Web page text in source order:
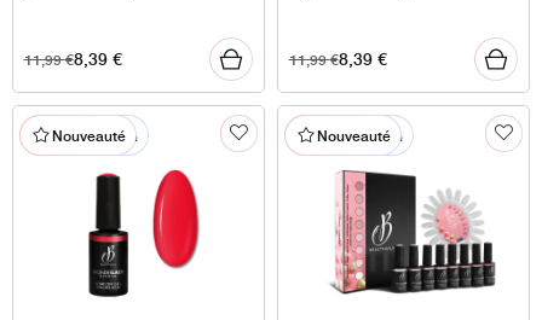
11,99€8,39€ 11,99€8,39€
% En promotion
Nouveauté % En promotion
Nouveauté